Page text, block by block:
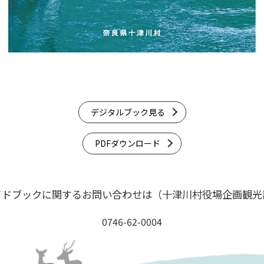
デジタルブック見る
PDFダウンロード
ブックに関するお問い合わせは （十津川村役場企画観
0746-62-0004